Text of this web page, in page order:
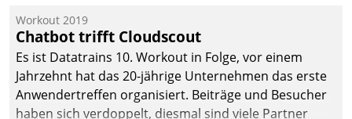
Quartier. Dazwischen
zeigte Datatrain, was es
Neues zu bieten hat.
Workout 2019
Chatbot trifft Cloudscout
Es ist Datatrains 10. Workout in Folge, vor einem
Jahrzehnt hat das 20-jährige Unternehmen das erste
Anwendertreffen organisiert. Beiträge und Besucher
haben sich verdoppelt, diesmal sind viele Partner